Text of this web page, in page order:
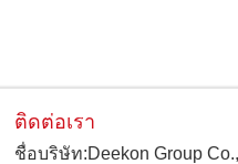
ติดต่อเรา
ชื่อบริษัท:Deekon Group